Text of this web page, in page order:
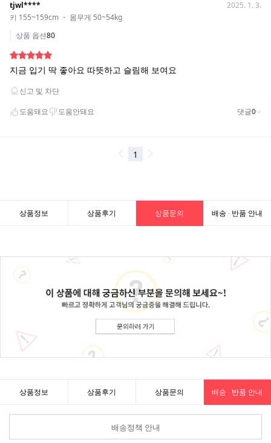
상품정보 상품후기 상품문의 배송 · 반품 안내
상품정보 상품후기 상품문의 배송 · 반품 안내
배송정책 안내